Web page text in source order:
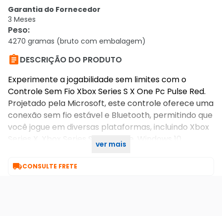
Garantia do Fornecedor
3 Meses
Peso:
4270 gramas (bruto com embalagem)
DESCRIÇÃO DO PRODUTO
Experimente a jogabilidade sem limites com o
Controle Sem Fio Xbox Series S X One Pc Pulse Red.
Projetado pela Microsoft, este controle oferece uma
conexão sem fio estável e Bluetooth, permitindo que
você jogue em diversas plataformas, incluindo Xbox
Series X, Xbox Series S, Xbox One, Windows 10,
ver mais
CONSULTE FRETE